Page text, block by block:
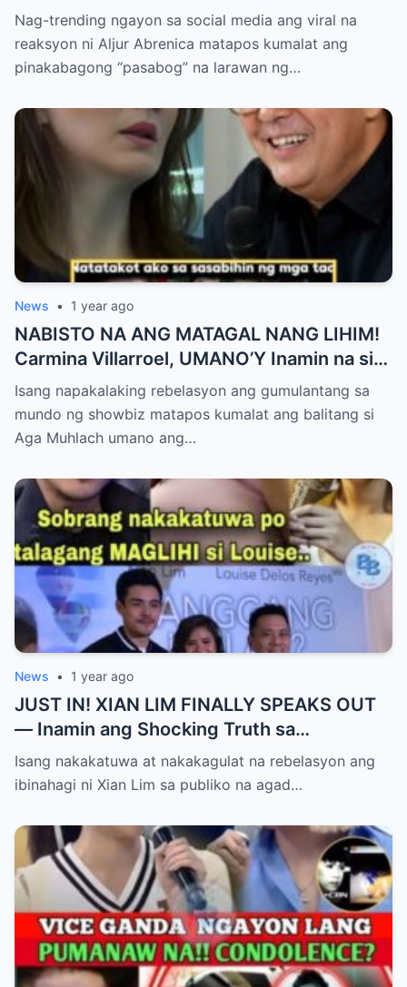
PASABOG Photo ni KYLIE PADILLA —
Netizens Nagulantang sa Ganda at Lakas
ng Aura! “Sino Talaga ang Nagsisi
Nag-trending ngayon sa social media ang viral na
reaksyon ni Aljur Abrenica matapos kumalat ang
pinakabagong “pasabog” na larawan ng…
News • 1 year ago
NABISTO NA ANG MATAGAL NANG LIHIM!
Carmina Villarroel, UMANO’Y Inamin na si
AGA MUHLACH ang TUNAY na Ama nina
Mavy at Cassy Legaspi — Buong Showbiz
World NAGULANTANG sa Rebelasyong
Isang napakalaking rebelasyon ang gumulantang sa
mundo ng showbiz matapos kumalat ang balitang si
Aga Muhlach umano ang…
News • 1 year ago
JUST IN! XIAN LIM FINALLY SPEAKS OUT
— Inamin ang Shocking Truth sa
Pagbubuntis ni Louise Delos Reyes!
Matagal na Itinagong Lihim, Isiniwalat na sa
Rebelasyong Di Inaasahan!
Isang nakakatuwa at nakakagulat na rebelasyon ang
ibinahagi ni Xian Lim sa publiko na agad…